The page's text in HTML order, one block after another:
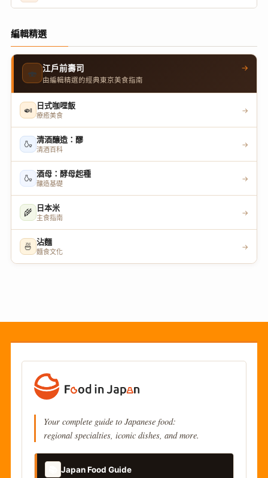
編輯精選
🍣 江戶前壽司
由編輯精選的經典東京美食指南
→
🍛 日式咖哩飯
療癒美食
→
🍶 清酒釀造：醪
清酒百科
→
🍶 酒母：酵母起種
釀造基礎
→
🌾 日本米
主食指南
→
🍜 沾麵
麵食文化
→
Your complete guide to Japanese food:
regional specialties, iconic dishes, and more.
Japan Food Guide